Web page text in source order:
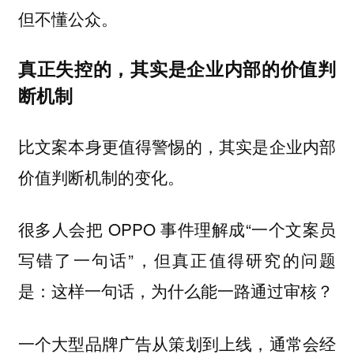
但不懂公众。
真正失控的，其实是企业内部的价值判
断机制
比文案本身更值得警惕的，其实是企业内部
价值判断机制的变化。
很多人会把 OPPO 事件理解成“一个文案员
写错了一句话”，但真正值得研究的问题
是：这样一句话，为什么能一路通过审核？
一个大型品牌广告从策划到上线，通常会经